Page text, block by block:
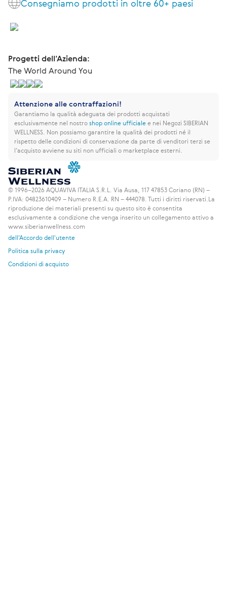
Consegniamo prodotti in oltre 60+ paesi
Progetti dell’Azienda:
The World Around You
Attenzione alle contraffazioni!
Garantiamo la qualità adeguata dei prodotti acquistati
esclusivamente nel nostroshop online ufficialee nei Negozi SIBERIAN
WELLNESS. Non possiamo garantire la qualità dei prodotti né il
rispetto delle condizioni di conservazione da parte di venditori terzi se
l’acquisto avviene su siti non ufficiali o marketplace esterni.
© 1996–2026 AQUAVIVA ITALIA S.R.L. Via Ausa, 117 47853 Coriano (RN) –
P.IVA: 04823610409 – Numero R.E.A. RN – 444078. Tutti i diritti riservati. La
riproduzione dei materiali presenti su questo sito è consentita
esclusivamente a condizione che venga inserito un collegamento attivo a
www.siberianwellness.com
dell’Accordo dell'utente
Politica sulla privacy
Condizioni di acquisto